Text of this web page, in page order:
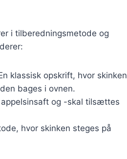
i tilberedningsmetode og
klassisk opskrift, hvor skinken
bages i ovnen.
appelsinsaft og -skal tilsættes
hvor skinken steges på